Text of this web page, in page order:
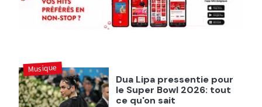
Dua Lipa pressentie pour
le Super Bowl 2026: tout
ce qu'on sait
Musique